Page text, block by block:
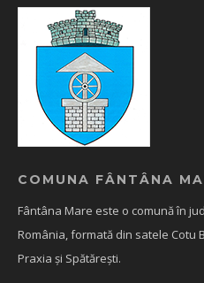
COMUNA FÂNTÂNA
Fântâna Mare este o comună în
România, formată din satele Cotu
Praxia și Spătărești.